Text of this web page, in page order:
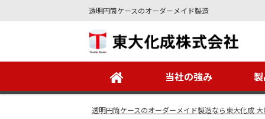
透明円筒ケースのオーダーメイド製造
当社の強み
透明円筒ケースのオーダーメイド製造なら東大化成